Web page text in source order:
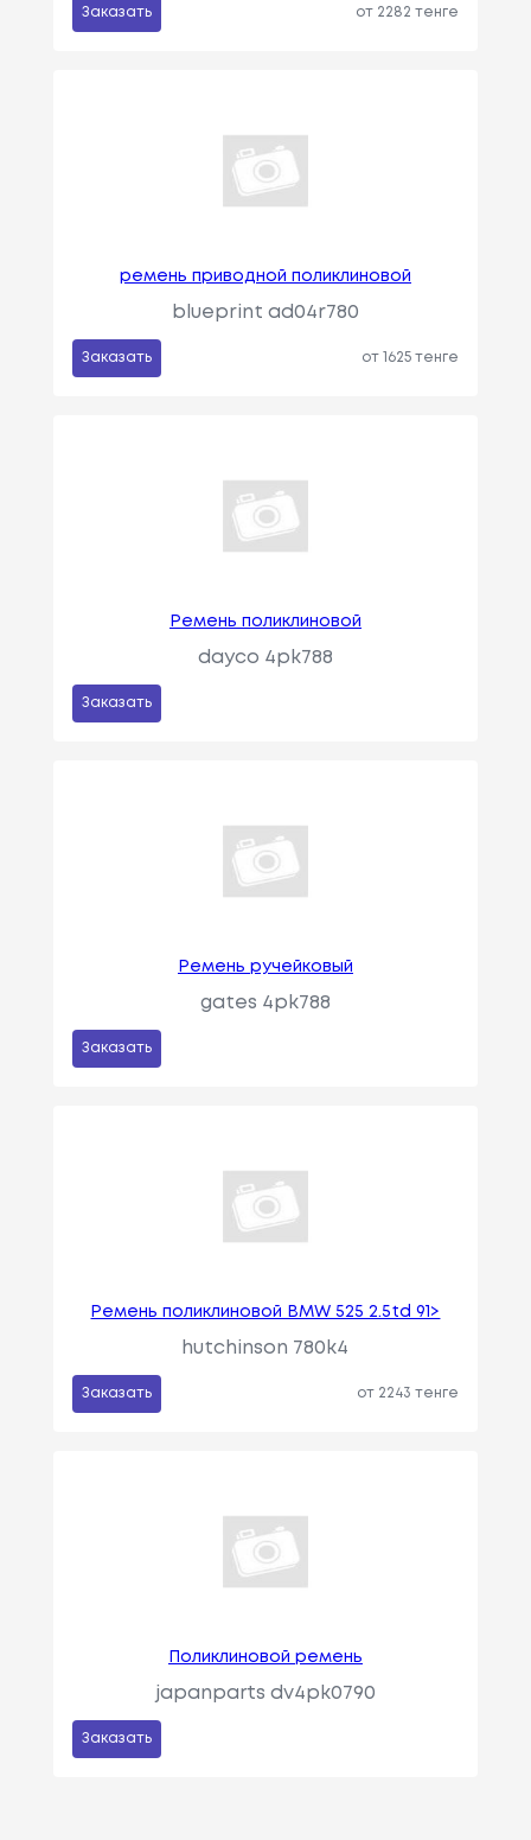
Заказать от 2282 тенге
ремень приводной поликлиновой
blueprint ad04r780
Заказать от 1625 тенге
Ремень поликлиновой
dayco 4pk788
Заказать
Ремень ручейковый
gates 4pk788
Заказать
Ремень поликлиновой BMW 525 2.5td 91>
hutchinson 780k4
Заказать от 2243 тенге
Поликлиновой ремень
japanparts dv4pk0790
Заказать